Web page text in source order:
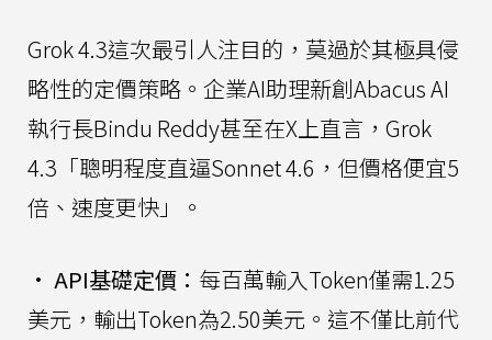
Grok 4.3這次最引人注目的，莫過於其極具侵
略性的定價策略。企業AI助理新創Abacus AI
執行長Bindu Reddy甚至在X上直言，Grok
4.3「聰明程度直逼Sonnet 4.6，但價格便宜5
倍、速度更快」。
• API基礎定價： 每百萬輸入Token僅需1.25
美元，輸出Token為2.50美元。這不僅比前代